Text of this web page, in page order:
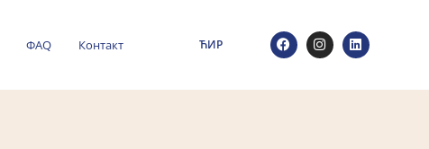
ФАQ Контакт ЋИР